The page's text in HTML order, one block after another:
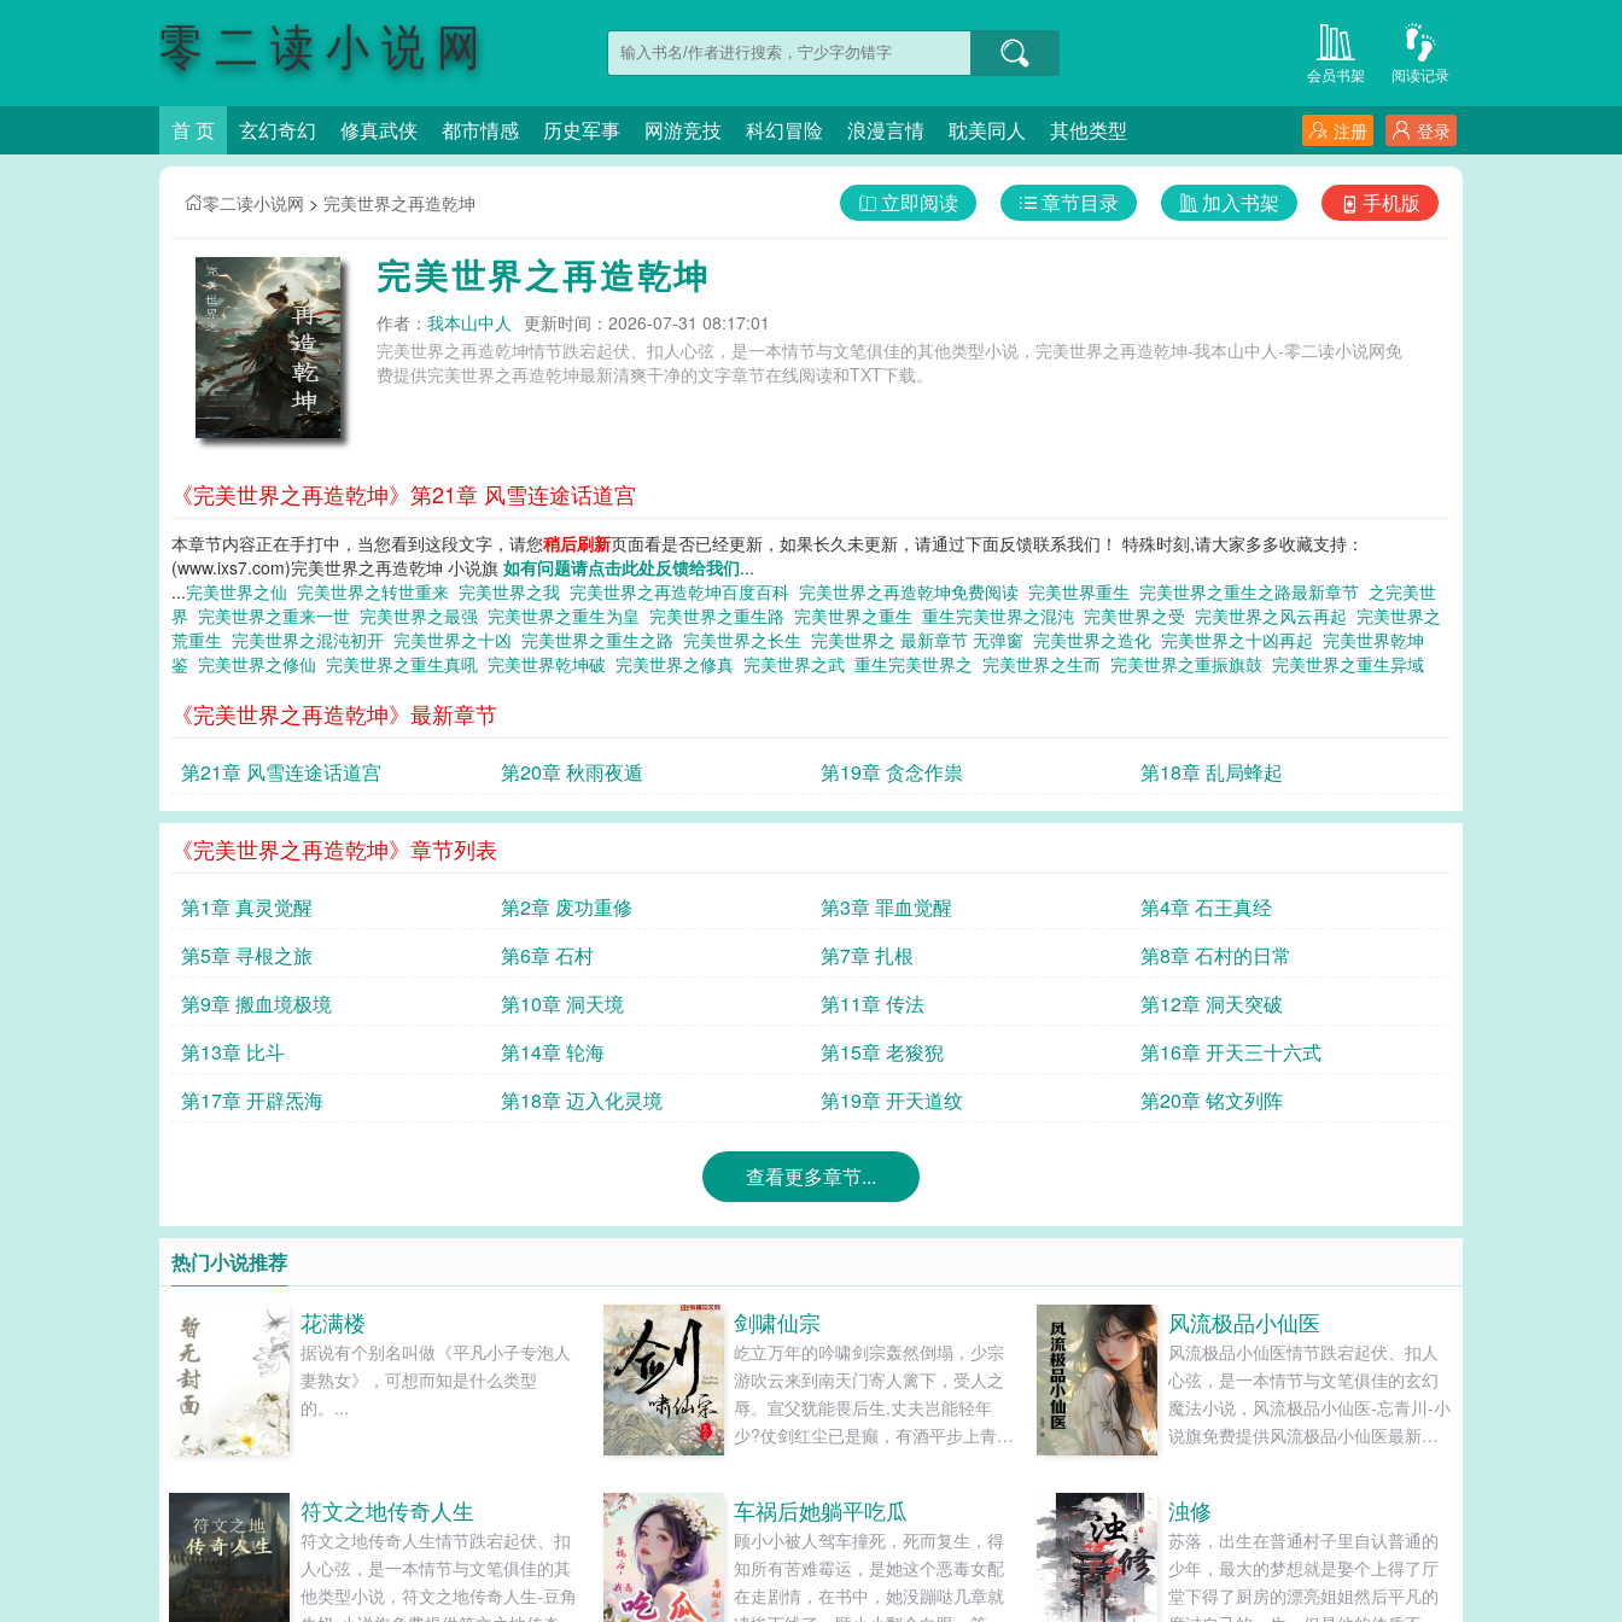
零二读小说网 阅读记录
会员书架
首 页 玄幻奇幻 修真武侠 都市情感 历史军事 网游竞技 科幻冒险 浪漫言情 耽美同人 其他类型 登录
注册
零二读小说网 > 完美世界之再造乾坤 手机版
加入书架
章节目录
立即阅读
完美世界之再造乾坤
作者： 我本山中人 更新时间：2026-07-31 08:17:01
完美世界之再造乾坤情节跌宕起伏、扣人心弦，是一本情节与文笔俱佳的其他类型小说，完美世界之再造乾坤-我本山中人-零二读小说网免
费提供完美世界之再造乾坤最新清爽干净的文字章节在线阅读和TXT下载。
《完美世界之再造乾坤》第21章 风雪连途话道宫
本章节内容正在手打中，当您看到这段文字，请您稍后刷新页面看是否已经更新，如果长久未更新，请通过下面反馈联系我们！ 特殊时刻,请大家多多收藏支持：
(www.ixs7.com)完美世界之再造乾坤 小说旗 如有问题请点击此处反馈给我们...
...完美世界之仙 完美世界之转世重来 完美世界之我 完美世界之再造乾坤百度百科 完美世界之再造乾坤免费阅读 完美世界重生 完美世界之重生之路最新章节 之完美世
界 完美世界之重来一世 完美世界之最强 完美世界之重生为皇 完美世界之重生路 完美世界之重生 重生完美世界之混沌 完美世界之受 完美世界之风云再起 完美世界之
荒重生 完美世界之混沌初开 完美世界之十凶 完美世界之重生之路 完美世界之长生 完美世界之 最新章节 无弹窗 完美世界之造化 完美世界之十凶再起 完美世界乾坤
鉴 完美世界之修仙 完美世界之重生真吼 完美世界乾坤破 完美世界之修真 完美世界之武 重生完美世界之 完美世界之生而 完美世界之重振旗鼓 完美世界之重生异域
《完美世界之再造乾坤》最新章节
第21章 风雪连途话道宫 第20章 秋雨夜遁 第19章 贪念作祟 第18章 乱局蜂起
《完美世界之再造乾坤》章节列表
第1章 真灵觉醒 第2章 废功重修 第3章 罪血觉醒
第4章 石王真经
第5章 寻根之旅
第6章 石村 第7章 扎根
第8章 石村的日常
第9章 搬血境极境
第10章 洞天境 第11章 传法
第12章 洞天突破
第13章 比斗
第14章 轮海 第15章 老狻猊
第16章 开天三十六式
第17章 开辟炁海
第18章 迈入化灵境 第19章 开天道纹 第20章 铭文列阵
查看更多章节...
热门小说推荐
花满楼
据说有个别名叫做《平凡小子专泡人
妻熟女》，可想而知是什么类型
的。...
剑啸仙宗
屹立万年的吟啸剑宗轰然倒塌，少宗
游吹云来到南天门寄人篱下，受人之
辱。宣父犹能畏后生,丈夫岂能轻年
少?仗剑红尘已是癫，有酒平步上青
风流极品小仙医
风流极品小仙医情节跌宕起伏、扣人
心弦，是一本情节与文笔俱佳的玄幻
魔法小说，风流极品小仙医-忘青川-小
说旗免费提供风流极品小仙医最新清
符文之地传奇人生
符文之地传奇人生情节跌宕起伏、扣
人心弦，是一本情节与文笔俱佳的其
他类型小说，符文之地传奇人生-豆角
车祸后她躺平吃瓜
顾小小被人驾车撞死，死而复生，得
知所有苦难霉运，是她这个恶毒女配
在走剧情，在书中，她没蹦哒几章就
浊修
苏落，出生在普通村子里自认普通的
少年，最大的梦想就是娶个上得了厅
堂下得了厨房的漂亮姐姐然后平凡的